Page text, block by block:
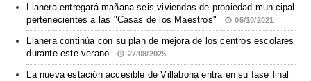
Llanera entregará mañana seis viviendas de propiedad municipal
pertenecientes a las "Casas de los Maestros"
05/10/2021
Llanera continúa con su plan de mejora de los centros escolares
durante este verano
27/08/2025
La nueva estación accesible de Villabona entra en su fase final